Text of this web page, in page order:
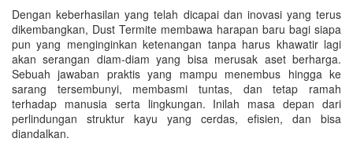
Dengan keberhasilan yang telah dicapai dan inovasi yang terus
dikembangkan, Dust Termite membawa harapan baru bagi siapa
pun yang menginginkan ketenangan tanpa harus khawatir lagi
akan serangan diam-diam yang bisa merusak aset berharga.
Sebuah jawaban praktis yang mampu menembus hingga ke
sarang tersembunyi, membasmi tuntas, dan tetap ramah
terhadap manusia serta lingkungan. Inilah masa depan dari
perlindungan struktur kayu yang cerdas, efisien, dan bisa
diandalkan.